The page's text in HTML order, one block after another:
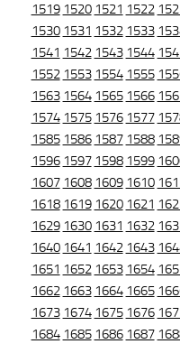
1519 1520 1521 1522
1530 1531 1532 1533
1541 1542 1543 1544
1552 1553 1554 1555
1563 1564 1565 1566
1574 1575 1576 1577
1585 1586 1587 1588
1596 1597 1598 1599
1607 1608 1609 1610
1618 1619 1620 1621
1629 1630 1631 1632
1640 1641 1642 1643
1651 1652 1653 1654
1662 1663 1664 1665
1673 1674 1675 1676
1684 1685 1686 1687